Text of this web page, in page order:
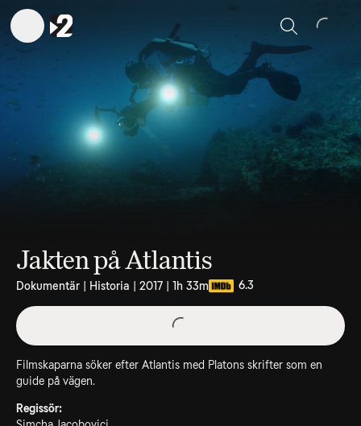
Sök
Jakten på Atlantis
Dokumentär | Historia | 2017 | 1h 33m 6.3
Filmskaparna söker efter Atlantis med Platons skrifter som en
guide på vägen.
Regissör: